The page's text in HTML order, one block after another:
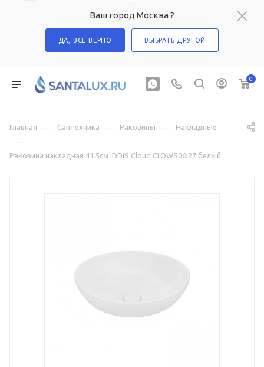
Ваш город Москва ?
ДА, ВСЕ ВЕРНО ВЫБРАТЬ ДРУГОЙ
0
Главная — Сантехника — Раковины — Накладные
—
Раковина накладная 41.5см IDDIS Cloud CLOWS06i27 белый